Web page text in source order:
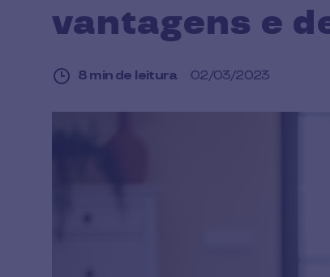
vantagens e
8 min de leitura 02/03/2023